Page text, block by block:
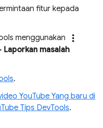
fitur kepada
menggunakan
more_vert
Laporkan masalah
.
YouTube Yang baru di
Tips DevTools.